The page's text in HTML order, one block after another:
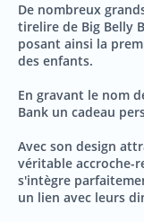
De nombreux
tirelire de Big Belly
posant ainsi la
des enfants.
En gravant le nom
Bank un cadeau
Avec son design
véritable accroche-
s'intègre
un lien avec leurs